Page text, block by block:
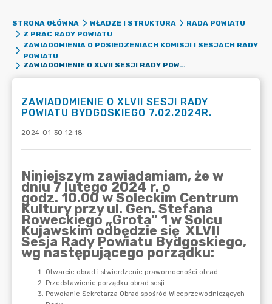
STRONA GŁÓWNA WŁADZE I STRUKTURA
RADA POWIATU
Z PRAC RADY POWIATU
ZAWIADOMIENIA O POSIEDZENIACH KOMISJI I SESJACH RADY
POWIATU
ZAWIADOMIENIE O XLVII SESJI RADY POWIATU BYDGOSKIEGO 7.02.2024R.
ZAWIADOMIENIE O XLVII SESJI RADY
POWIATU BYDGOSKIEGO 7.02.2024R.
2024-01-30 12:18